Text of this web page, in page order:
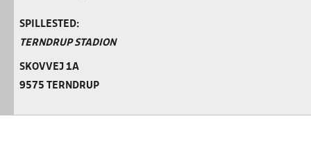
SPILLESTED:
TERNDRUP STADION
SKOVVEJ 1A
9575 TERNDRUP